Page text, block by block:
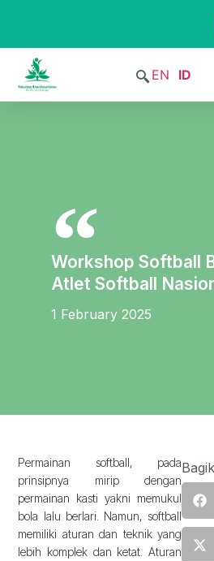
EN ID
Workshop Softball
Atlet Softball
1 February 2025
Permainan softball, pada
prinsipnya mirip dengan
permainan kasti yakni memukul
bola lalu berlari. Namun, softball
memiliki aturan dan teknik yang
lebih komplek dan ketat. Aturan